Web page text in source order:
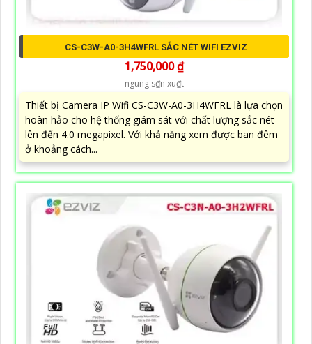
CS-C3W-A0-3H4WFRL SẮC NÉT WIFI EZVIZ
1,750,000 ₫
ngung s₫n xu₫t
Thiết bị Camera IP Wifi CS-C3W-A0-3H4WFRL là lựa chọn
hoàn hảo cho hệ thống giám sát với chất lượng sắc nét
lên đến 4.0 megapixel. Với khả năng xem được ban đêm
ở khoảng cách...